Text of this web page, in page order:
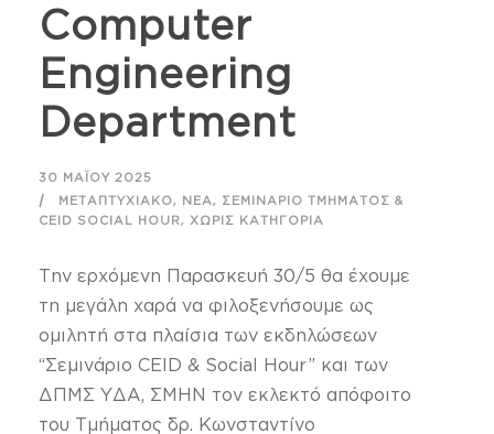
Computer
Engineering
Department
30 ΜΑΪ́ΟΥ 2025
ΜΕΤΑΠΤΥΧΙΑΚΌ, ΝΈΑ, ΣΕΜΙΝΆΡΙΟ ΤΜΉΜΑΤΟΣ &
CEID SOCIAL HOUR, ΧΩΡΊΣ ΚΑΤΗΓΟΡΊΑ
Την ερχόμενη Παρασκευή 30/5 θα έχουμε
τη μεγάλη χαρά να φιλοξενήσουμε ως
ομιλητή στα πλαίσια των εκδηλώσεων
“Σεμινάριο CEID & Social Hour” και των
ΔΠΜΣ ΥΔΑ, ΣΜΗΝ τον εκλεκτό απόφοιτο
του Τμήματος δρ. Κωνσταντίνο